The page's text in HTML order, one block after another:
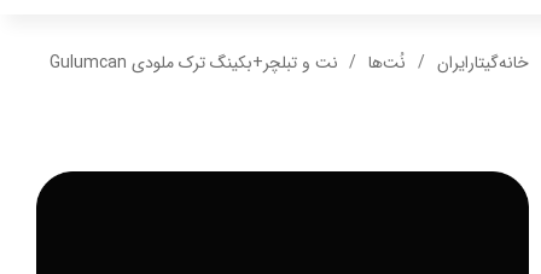
خانه‌گیتار‌ایران نُت‌ها نت و تبلچر+بکینگ ترک ملودی Gulumcan